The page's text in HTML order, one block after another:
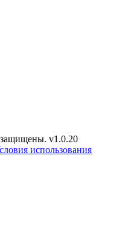
v1.0.20
использования